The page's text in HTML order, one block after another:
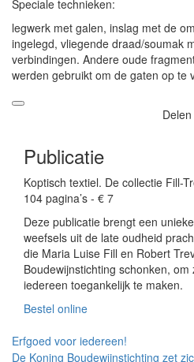
Speciale technieken:
legwerk met galen, inslag met de
ingelegd, vliegende draad/soumak
verbindingen. Andere oude
werden gebruikt om de gaten op te
Delen
Publicatie
Koptisch textiel. De collectie Fill-
104 pagina’s - € 7
Deze publicatie brengt een
weefsels uit de late oudheid
die Maria Luise Fill en Robert
Boudewijnstichting schonken,
iedereen toegankelijk te maken.
Bestel online
Erfgoed voor iedereen!
De Koning Boudewijnstichting zet